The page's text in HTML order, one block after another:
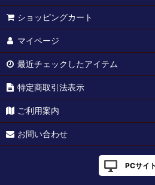
ショッピングカート
マイページ
最近チェックしたアイテム
特定商取引法表示
ご利用案内
お問い合わせ
PCサイト